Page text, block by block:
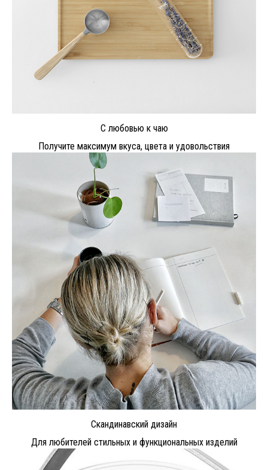
С любовью к чаю
Получите максимум вкуса, цвета и удовольствия
Скандинавский дизайн
Для любителей стильных и функциональных изделий